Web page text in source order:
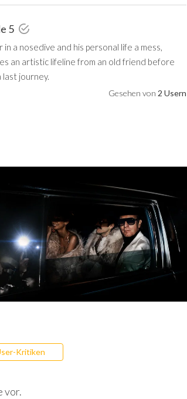
5
a nosedive and his personal life a mess,
an artistic lifeline from an old friend before
last journey.
Gesehen von 2 Usern
Kritiken
vor.